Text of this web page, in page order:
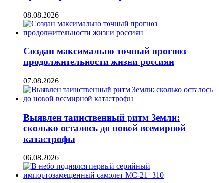
08.08.2026
Создан максимально точный прогноз
продолжительности жизни россиян
07.08.2026
Выявлен таинственный ритм Земли:
сколько осталось до новой всемирной
катастрофы
06.08.2026